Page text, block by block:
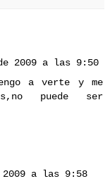
2009 a las 9:50
a verte y me
puede ser
a las 9:58